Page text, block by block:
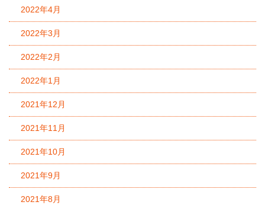
2022年4月
2022年3月
2022年2月
2022年1月
2021年12月
2021年11月
2021年10月
2021年9月
2021年8月